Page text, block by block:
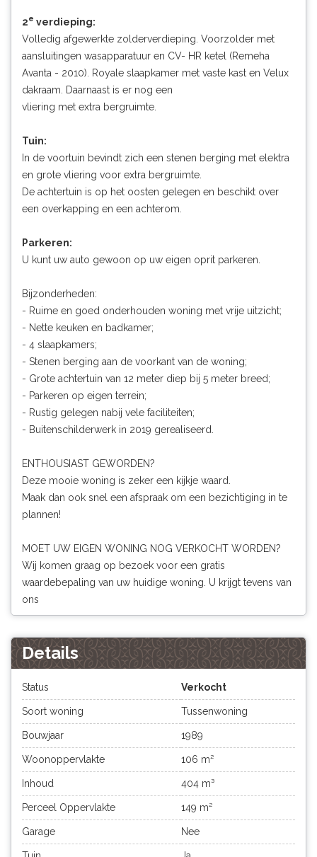
2e verdieping:
Volledig afgewerkte zolderverdieping. Voorzolder met
aansluitingen wasapparatuur en CV- HR ketel (Remeha
Avanta - 2010). Royale slaapkamer met vaste kast en Velux
dakraam. Daarnaast is er nog een
vliering met extra bergruimte.
Tuin:
In de voortuin bevindt zich een stenen berging met elektra
en grote vliering voor extra bergruimte.
De achtertuin is op het oosten gelegen en beschikt over
een overkapping en een achterom.
Parkeren:
U kunt uw auto gewoon op uw eigen oprit parkeren.
Bijzonderheden:
- Ruime en goed onderhouden woning met vrije uitzicht;
- Nette keuken en badkamer;
- 4 slaapkamers;
- Stenen berging aan de voorkant van de woning;
- Grote achtertuin van 12 meter diep bij 5 meter breed;
- Parkeren op eigen terrein;
- Rustig gelegen nabij vele faciliteiten;
- Buitenschilderwerk in 2019 gerealiseerd.
ENTHOUSIAST GEWORDEN?
Deze mooie woning is zeker een kijkje waard.
Maak dan ook snel een afspraak om een bezichtiging in te
plannen!
MOET UW EIGEN WONING NOG VERKOCHT WORDEN?
Wij komen graag op bezoek voor een gratis
waardebepaling van uw huidige woning. U krijgt tevens van
ons
Details
Status Verkocht
Soort woning Tussenwoning
Bouwjaar 1989
Woonoppervlakte 106 m²
Inhoud 404 m³
Perceel Oppervlakte 149 m²
Garage Nee